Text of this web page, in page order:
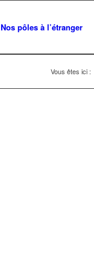
Nos pôles à l’étranger
Vous êtes ici :